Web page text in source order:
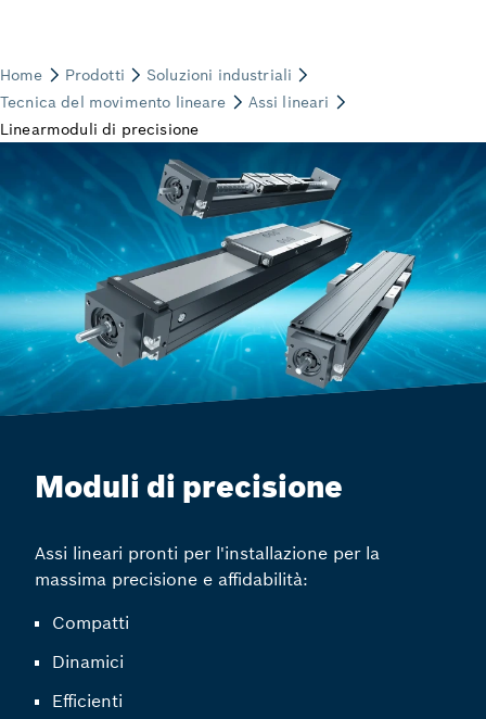
Moduli di precisione
Assi lineari pronti per l'installazione per la
massima precisione e affidabilità:
Compatti
Dinamici
Efficienti